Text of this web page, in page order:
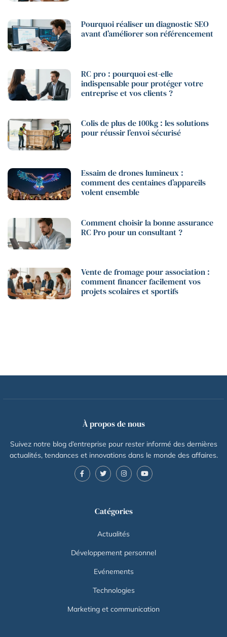
Pourquoi réaliser un diagnostic SEO
avant d’améliorer son référencement
RC pro : pourquoi est-elle
indispensable pour protéger votre
entreprise et vos clients ?
Colis de plus de 100kg : les solutions
pour réussir l’envoi sécurisé
Essaim de drones lumineux :
comment des centaines d’appareils
volent ensemble
Comment choisir la bonne assurance
RC Pro pour un consultant ?
Vente de fromage pour association :
comment financer facilement vos
projets scolaires et sportifs
À propos de nous
Suivez notre blog d’entreprise pour rester informé des dernières
actualités, tendances et innovations dans le monde des affaires.
Catégories
Actualités
Développement personnel
Evénements
Technologies
Marketing et communication